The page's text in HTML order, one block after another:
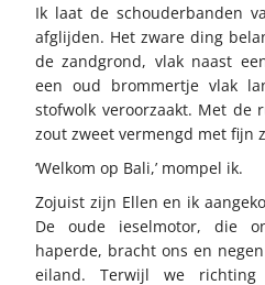
Ik laat de schouderbanden
afglijden. Het zware ding
de zandgrond, vlak naast
een oud brommertje vlak
stofwolk veroorzaakt. Met de
zout zweet vermengd met fijn
‘Welkom op Bali,’ mompel ik.
Zojuist zijn Ellen en ik
De oude ieselmotor, die
haperde, bracht ons en
eiland. Terwijl we richting